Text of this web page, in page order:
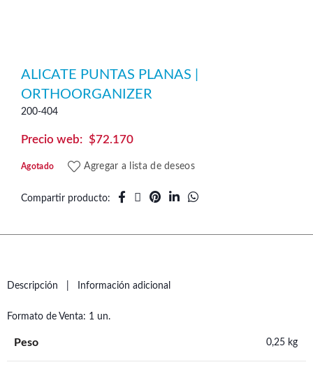
ALICATE PUNTAS PLANAS |
ORTHOORGANIZER
200-404
$72.170
Agotado Agregar a lista de deseos
Compartir producto
Descripción Información adicional
Formato de Venta: 1 un.
Peso 0,25 kg